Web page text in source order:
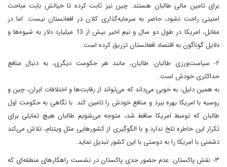
برای تامین مالی طالبان هستند. چین نیز ثابت کرده تا خیالش بابت مباحث
امنیتی راحت نشود، حاضر به سرمایه‌گذاری کلان در افغانستان نیست. اما در
مقابل، امریکا در طول دو سال و نیم اخیر بیش از 13 میلیارد دلار به شیوه‌ها و
دلایل گوناگون به اقتصاد افغانستان تزریق کرده است.
۲- سیاست‌ورزی طالبان: طالبان، مانند هر حکومت دیگری، به دنبال منافع
حداکثری خودش است.
به همین دلیل، به خوبی می‌داند که می‌تواند از رقابت‌ها و اختلافات ایران، چین و
روسیه با امریکا بهره ببرد و منافع خودش را تامین کند. با نگاهی به حکومت اول
طالبان که توسط امریکا ساقط شد، متوجه می‌شویم طالبان هیچ تمایلی برای
تکرار این خاطره تلخ ندارد و با الگوگیری از کشورهایی مثل ویتنام، تلاش می‌کند
دشمنی با امریکا را به دوستی با این کشور تبدیل نماید.
۳- نقش پاکستان: عدم حضور جدی پاکستان در نشست راهکارهای منطقه‌ای که